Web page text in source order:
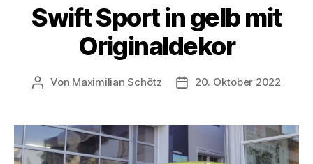
Swift Sport in gelb mit
Originaldekor
Von Maximilian Schötz 20. Oktober 2022